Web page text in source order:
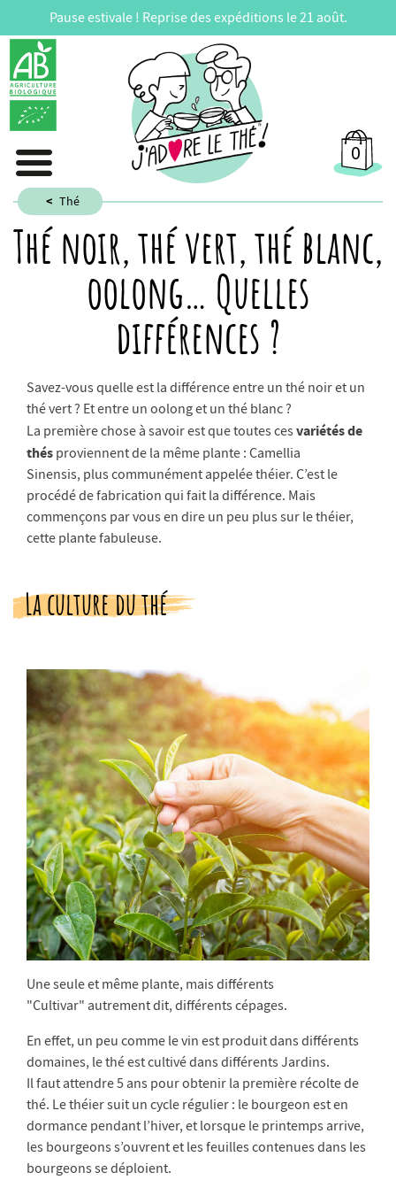
Pause estivale ! Reprise des expéditions le 21 août.
0
Thé
Thé noir, thé vert, thé blanc,
oolong… Quelles
différences ?
Savez-vous quelle est la différence entre un thé noir et un
thé vert ? Et entre un oolong et un thé blanc ?
La première chose à savoir est que toutes cesvariétés de
thés proviennent de la même plante : Camellia
Sinensis, plus communément appelée théier. C’est le
procédé de fabrication qui fait la différence. Mais
commençons par vous en dire un peu plus sur le théier,
cette plante fabuleuse.
La culture du thé
Une seule et même plante, mais différents
"Cultivar" autrement dit, différents cépages.
En effet, un peu comme le vin est produit dans différents
domaines, le thé est cultivé dans différents Jardins.
Il faut attendre 5 ans pour obtenir la première récolte de
thé. Le théier suit un cycle régulier : le bourgeon est en
dormance pendant l’hiver, et lorsque le printemps arrive,
les bourgeons s’ouvrent et les feuilles contenues dans les
bourgeons se déploient.